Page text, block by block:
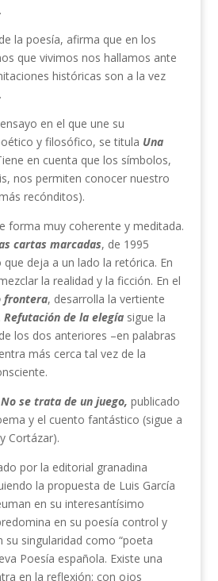
la poesía, afirma que en los
que vivimos nos hallamos ante
históricas son a la vez
en el que une su
y filosófico, se titula Una
en cuenta que los símbolos,
nos permiten conocer nuestro
recónditos).
forma muy coherente y meditada.
cartas marcadas, de 1995
deja a un lado la retórica. En
la realidad y la ficción. En el
frontera, desarrolla la vertiente
Refutación de la elegíasigue la
los dos anteriores –en palabras
más cerca tal vez de la
No se trata de un juego, publicado
y el cuento fantástico (sigue a
Cortázar).
por la editorial granadina
la propuesta de Luis García
en su interesantísimo
en su poesía control y
su singularidad como “poeta
Poesía española. Existe una
en la reflexión: con ojos